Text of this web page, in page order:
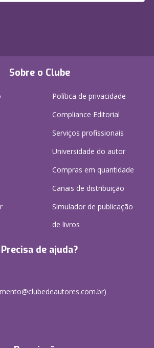
Sobre o Clube
Política de privacidade
Compliance Editorial
Serviços profissionais
Universidade do autor
Compras em quantidade
Canais de distribuição
Simulador de publicação
de livros
Precisa de ajuda?